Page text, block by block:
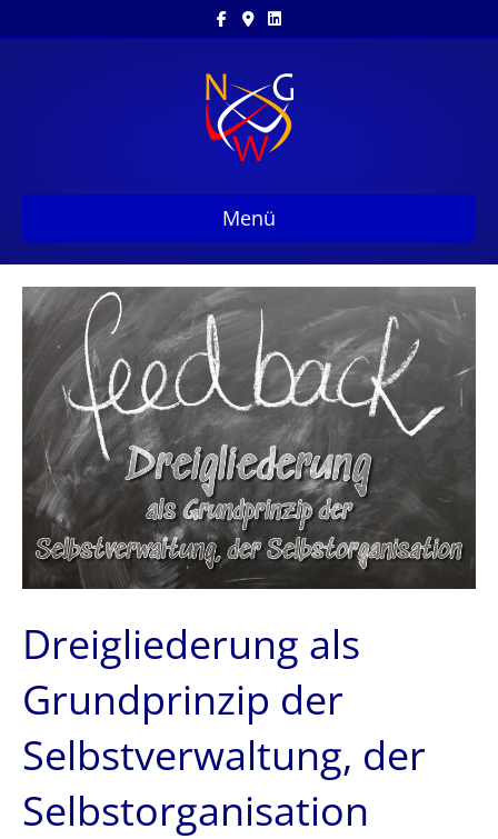
FacebookGoogle-maps
Linkedin
Menü
Dreigliederung als
Grundprinzip der
Selbstverwaltung, der
Selbstorganisation